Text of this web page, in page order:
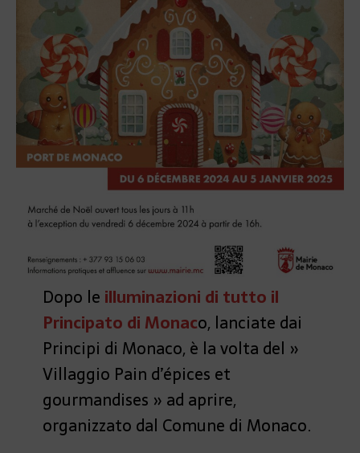
Dopo le illuminazioni di tutto il
Principato di Monaco, lanciate dai
Principi di Monaco, è la volta del »
Villaggio Pain d’épices et
gourmandises » ad aprire,
organizzato dal Comune di Monaco.